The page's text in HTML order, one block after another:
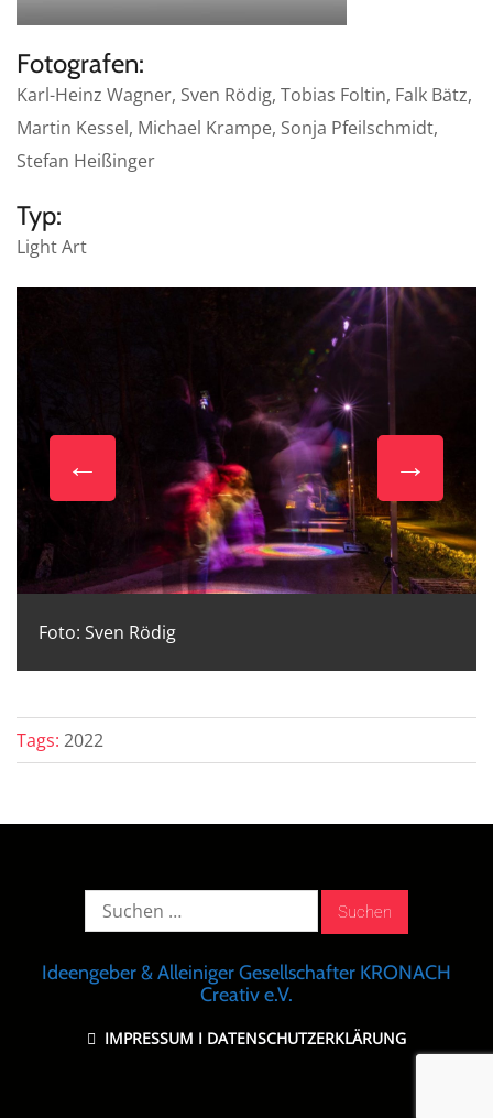
Fotografen:
Karl-Heinz Wagner, Sven Rödig, Tobias Foltin, Falk Bätz,
Martin Kessel, Michael Krampe, Sonja Pfeilschmidt,
Stefan Heißinger
Typ:
Light Art
Foto: Sven Rödig
Tags: 2022
Suche
Ideengeber & Alleiniger Gesellschafter KRONACH
Creativ e.V.
IMPRESSUM I DATENSCHUTZERKLÄRUNG